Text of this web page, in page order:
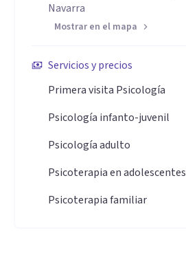
Navarra
Mostrar en el mapa
Servicios y precios
Primera visita Psicología
Psicología infanto-juvenil
Psicología adulto
Psicoterapia en adolescentes
Psicoterapia familiar